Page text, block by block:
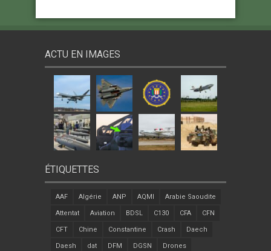
ACTU EN IMAGES
ÉTIQUETTES
AAF Algérie ANP AQMI Arabie Saoudite
Attentat Aviation BDSL C130 CFA CFN
CFT Chine Constantine Crash Daech
Daesh dat DFM DGSN Drones